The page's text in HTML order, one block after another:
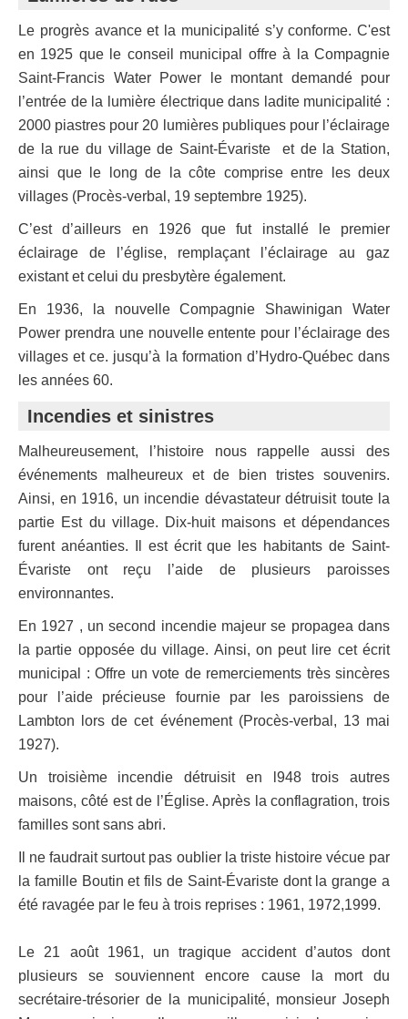
Le progrès avance et la municipalité s’y conforme. C'est
en 1925 que le conseil municipal offre à la Compagnie
Saint-Francis Water Power le montant demandé pour
l’entrée de la lumière électrique dans ladite municipalité :
2000 piastres pour 20 lumières publiques pour l’éclairage
de la rue du village de Saint-Évariste et de la Station,
ainsi que le long de la côte comprise entre les deux
villages (Procès-verbal, 19 septembre 1925).
C’est d’ailleurs en 1926 que fut installé le premier
éclairage de l’église, remplaçant l’éclairage au gaz
existant et celui du presbytère également.
En 1936, la nouvelle Compagnie Shawinigan Water
Power prendra une nouvelle entente pour l’éclairage des
villages et ce. jusqu’à la formation d’Hydro-Québec dans
les années 60.
Incendies et sinistres
Malheureusement, l’histoire nous rappelle aussi des
événements malheureux et de bien tristes souvenirs.
Ainsi, en 1916, un incendie dévastateur détruisit toute la
partie Est du village. Dix-huit maisons et dépendances
furent anéanties. Il est écrit que les habitants de Saint-
Évariste ont reçu l’aide de plusieurs paroisses
environnantes.
En 1927 , un second incendie majeur se propagea dans
la partie opposée du village. Ainsi, on peut lire cet écrit
municipal : Offre un vote de remerciements très sincères
pour l’aide précieuse fournie par les paroissiens de
Lambton lors de cet événement (Procès-verbal, 13 mai
1927).
Un troisième incendie détruisit en l948 trois autres
maisons, côté est de l’Église. Après la conflagration, trois
familles sont sans abri.
Il ne faudrait surtout pas oublier la triste histoire vécue par
la famille Boutin et fils de Saint-Évariste dont la grange a
été ravagée par le feu à trois reprises : 1961, 1972,1999.
Le 21 août 1961, un tragique accident d’autos dont
plusieurs se souviennent encore cause la mort du
secrétaire-trésorier de la municipalité, monsieur Joseph